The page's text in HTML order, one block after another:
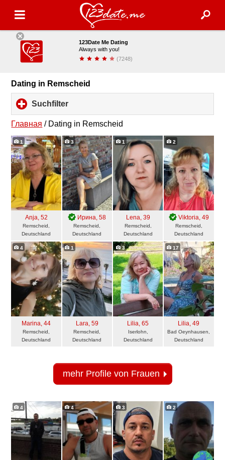
123Date Me Dating
Always with you!
(7248)
installieren
Dating in Remscheid
Suchfilter
to
expand
contents
Главная / Dating in Remscheid
1
Anja, 52
Remscheid,
Deutschland
3
Ирина, 58
Remscheid,
Deutschland
1
Lena, 39
Remscheid,
Deutschland
2
Viktoria, 49
Remscheid,
Deutschland
4
Marina, 44
Remscheid,
Deutschland
1
Lara, 59
Remscheid,
Deutschland
3
Lilia, 65
Iserlohn,
Deutschland
17
Lilia, 49
Bad Oeynhausen,
Deutschland
mehr Profile von Frauen
4 4 3 2